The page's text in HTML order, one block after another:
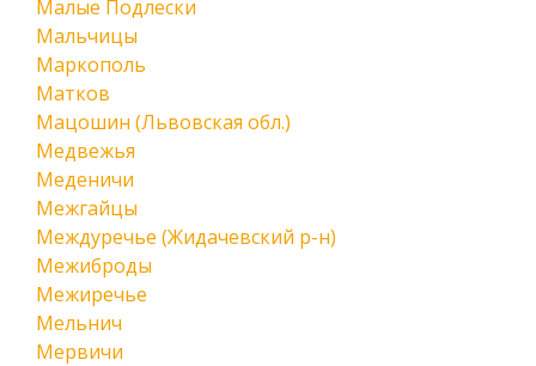
Малые Подлески
Мальчицы
Маркополь
Матков
Мацошин (Львовская обл.)
Медвежья
Меденичи
Межгайцы
Междуречье (Жидачевский р-н)
Межиброды
Межиречье
Мельнич
Мервичи